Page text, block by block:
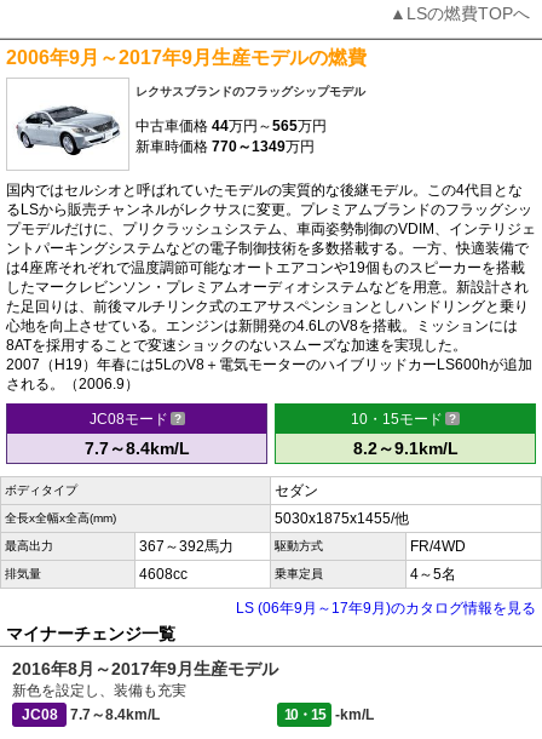
▲LSの燃費TOPへ
2006年9月～2017年9月生産モデルの燃費
レクサスブランドのフラッグシップモデル
中古車価格 44万円～565万円
新車時価格 770～1349万円
国内ではセルシオと呼ばれていたモデルの実質的な後継モデル。この4代目とな
るLSから販売チャンネルがレクサスに変更。プレミアムブランドのフラッグシッ
プモデルだけに、プリクラッシュシステム、車両姿勢制御のVDIM、インテリジェ
ントパーキングシステムなどの電子制御技術を多数搭載する。一方、快適装備で
は4座席それぞれで温度調節可能なオートエアコンや19個ものスピーカーを搭載
したマークレビンソン・プレミアムオーディオシステムなどを用意。新設計され
た足回りは、前後マルチリンク式のエアサスペンションとしハンドリングと乗り
心地を向上させている。エンジンは新開発の4.6LのV8を搭載。ミッションには
8ATを採用することで変速ショックのないスムーズな加速を実現した。
2007（H19）年春には5LのV8＋電気モーターのハイブリッドカーLS600hが追加
される。（2006.9）
JC08モード
7.7～8.4km/L
10・15モード
8.2～9.1km/L
ボディタイプ セダン
全長x全幅x全高(mm) 5030x1875x1455/他
最高出力 367～392馬力 駆動方式 FR/4WD
排気量 4608cc 乗車定員
4～5名
LS (06年9月～17年9月)のカタログ情報を見る
マイナーチェンジ一覧
2016年8月～2017年9月生産モデル
新色を設定し、装備も充実
JC08
7.7～8.4km/L 10・15 -km/L